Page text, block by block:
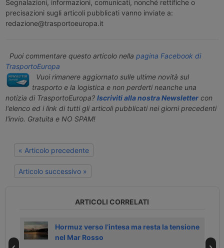
Segnalazioni, informazioni, comunicati, nonché rettifiche o
precisazioni sugli articoli pubblicati vanno inviate a:
redazione@trasportoeuropa.it
Puoi commentare questo articolo nella pagina Facebook di
TrasportoEuropa
Vuoi rimanere aggiornato sulle ultime novità sul
trasporto e la logistica e non perderti neanche una
notizia di TrasportoEuropa? Iscriviti alla nostra Newslettercon
l'elenco ed i link di tutti gli articoli pubblicati nei giorni precedenti
l'invio. Gratuita e NO SPAM!
« Articolo precedente
Articolo successivo »
ARTICOLI CORRELATI
Hormuz verso l’intesa ma resta la tensione
nel Mar Rosso